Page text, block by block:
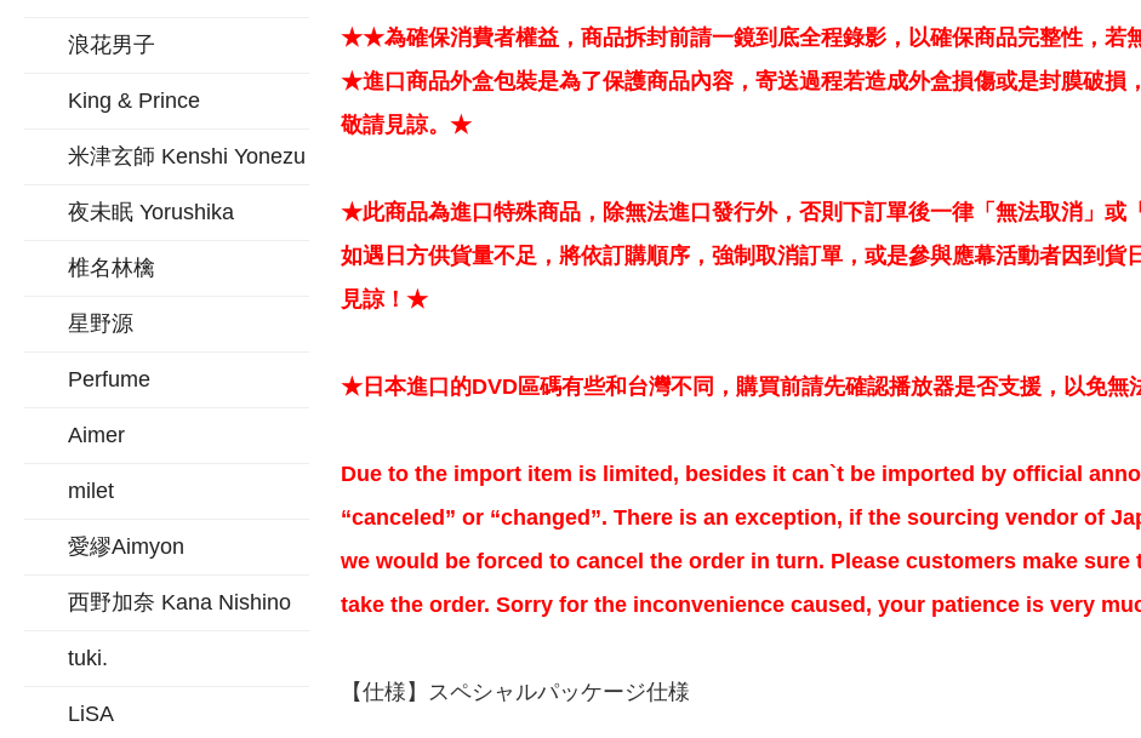
浪花男子
King & Prince
米津玄師 Kenshi Yonezu
夜未眠 Yorushika
椎名林檎
星野源
Perfume
Aimer
milet
愛繆Aimyon
西野加奈 Kana Nishino
tuki.
LiSA
★★為確保消費者權益，商品拆封前請一鏡到底全程錄影，以確保商品完整性，
★進口商品外盒包裝是為了保護商品內容，寄送過程若造成外盒損傷或是封膜破損
敬請見諒。★
★此商品為進口特殊商品，除無法進口發行外，否則下訂單後一律「無法取消」或
如遇日方供貨量不足，將依訂購順序，強制取消訂單，或是參與應幕活動者因到
見諒！★
★日本進口的DVD區碼有些和台灣不同，購買前請先確認播放器是否支援，以免
Due to the import item is limited, besides it can`t be imported by official
“canceled” or “changed”. There is an exception, if the sourcing vendor of
we would be forced to cancel the order in turn. Please customers make
take the order. Sorry for the inconvenience caused, your patience is very
【仕様】スペシャルパッケージ仕様